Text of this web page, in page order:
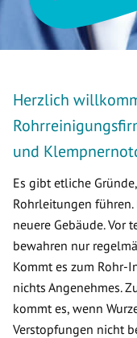
Herzlich
und
Es gibt etliche
Rohrleitungen
neuere Gebäude. Vor
bewahren nur
Kommt es zum Rohr-
nichts Angenehmes.
kommt es, wenn
Verstopfungen nicht